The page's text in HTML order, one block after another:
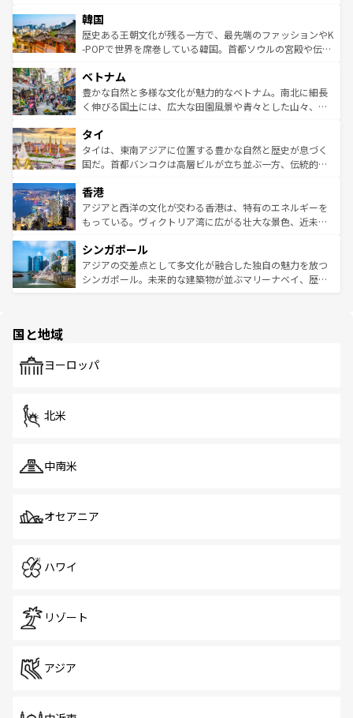
ワイを、存分に味わってほしい。 なお、新着のハワイ情報
はコンテンツ一覧を参照してほしい。
いる。アクティビティも充実しており、サーフィンやダイ
ビング、ハイキングなど、アウトドア好きにはたまらな
い。オーストラリアの多彩な魅力を存分に味わいつくそ
参照してほしい。
ン）、静ひつな山岳地帯である台湾東部など、都市の喧騒
と山間の静けさが共存しており、訪れる人に新しい発見と
驚きをもたらしてくれる。また、奥深い台湾の食文化も魅
容にもいいと評判のスイーツなど、バラエティ豊かな料理
が味わえる。 なお、新着の台湾情報は コンテンツ一覧を参
照してほしい。
韓国
歴史ある王朝文化が残る一方で、最先端のファッションやK
-POPで世界を席巻している韓国。首都ソウルの宮殿や伝統
き、地方に足を延ばせば四季折々の自然美を楽しむことが
できる。そして、キムチや焼肉、絶品のストリートフード
まで、さまざまな韓国料理が待っている。夜には、韓国な
リティに包まれながら、韓国の多彩な魅力を心ゆくまで味
わってみてほしい。 なお、新着の韓国情報はコンテンツ一
覧を参照してほしい。
ベトナム
豊かな自然と多様な文化が魅力的なベトナム。南北に細長
く伸びる国土には、広大な田園風景や青々とした山々、世
急速な発展と共に伝統が息づく。ハノイの古い町並みやホ
ーチミン市のフランス統治時代の建物も、独特の雰囲気を
醸し出している。また、バラエティの豊かさとおいしさで
とつ。フォーやバインミー、ベトナムコーヒーなどは、ぜ
ひ現地で味わいたい。どの地域を訪れてもあたたかい人々
が旅行者を迎えてくれるので、きっと忘れられない旅にな
参照してほしい。
タイ
タイは、東南アジアに位置する豊かな自然と歴史が息づく
国だ。首都バンコクは高層ビルが立ち並ぶ一方、伝統的な
の活気が交差している。北部ではチェンマイなどの山岳地
帯で自然と触れ合い、南部ではプーケットやクラビの美し
いビーチでリゾート気分を楽しむことができる。タイ料理
激する。気候は一年中温暖で、どの季節にも異なる楽しみ
が待っている。親しみやすいタイの人々、仏教を中心とし
た文化、そして多様な観光資源が、訪れる旅人を魅了し続
香港
アジアと西洋の文化が交わる香港は、特有のエネルギーを
もっている。ヴィクトリア湾に広がる壮大な景色、近未来
み、どこを訪れても感動するはず。観光スポットが密集し
ており、効率よく見どころを回れるのも魅力。息をのむよ
うな絶景から文化的な体験まで、香港を存分に楽しみ尽く
シンガポール
アジアの交差点として多文化が融合した独自の魅力を放つ
シンガポール。未来的な建築物が並ぶマリーナベイ、歴史
で、ホーカーズは地元の風情を楽しめる外せないスポット
国と地域
ヨーロッパ
北米
中南米
オセアニア
ハワイ
リゾート
アジア